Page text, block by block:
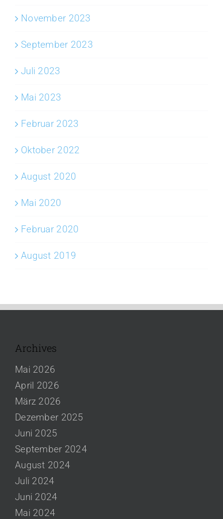
November 2023
September 2023
Juli 2023
Mai 2023
Februar 2023
Oktober 2022
August 2020
Mai 2020
Februar 2020
August 2019
Archives
Mai 2026
April 2026
März 2026
Dezember 2025
Juni 2025
September 2024
August 2024
Juli 2024
Juni 2024
Mai 2024